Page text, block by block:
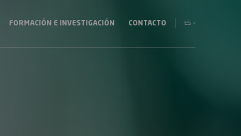
FORMACIÓN E INVESTIGACIÓN CONTACTO ES